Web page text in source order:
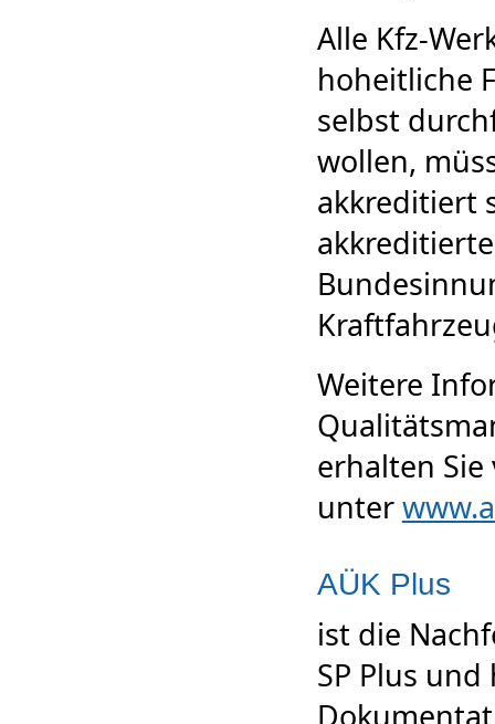
Alle Kfz-
hoheitliche
selbst
wollen,
akkreditiert
Weitere
erhalten
unter
AÜK Plus
ist die
SP Plus